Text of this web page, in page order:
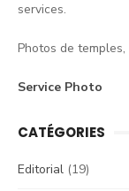
services.
Photos de
Service Photo
CATÉGORIES
Editorial (19)